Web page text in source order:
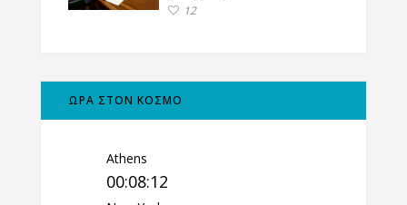
12
ΩΡΑ ΣΤΟΝ ΚΟΣΜΟ
Athens
00:08:13